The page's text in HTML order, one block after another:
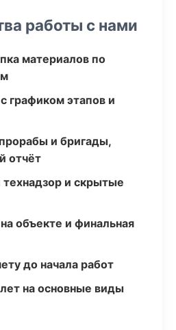
работы с нами
материалов по
графиком этапов и
и бригады,
отчёт
и скрытые
объекте и финальная
до начала работ
на основные виды